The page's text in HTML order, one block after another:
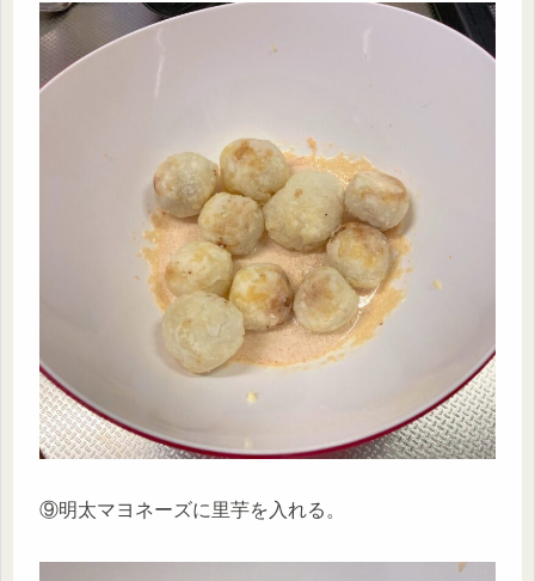
⑨明太マヨネーズに里芋を入れる。